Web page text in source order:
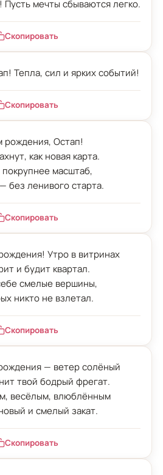
мечты сбываются легко.
Скопировать
Тепла, сил и ярких событий!
Скопировать
рождения, Остап!
как новая карта.
масштаб,
без ленивого старта.
Скопировать
Утро в витринах
и будит квартал.
смелые вершины,
никто не взлетал.
Скопировать
— ветер солёный
твой бодрый фрегат.
весёлым, влюблённым
и смелый закат.
Скопировать